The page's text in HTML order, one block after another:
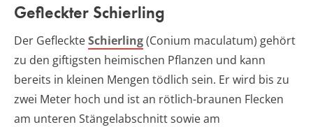
Gefleckter Schierling
Der GefleckteSchierling(Conium maculatum) gehört
zu den giftigsten heimischen Pflanzen und kann
bereits in kleinen Mengen tödlich sein. Er wird bis zu
zwei Meter hoch und ist an rötlich-braunen Flecken
am unteren Stängelabschnitt sowie am